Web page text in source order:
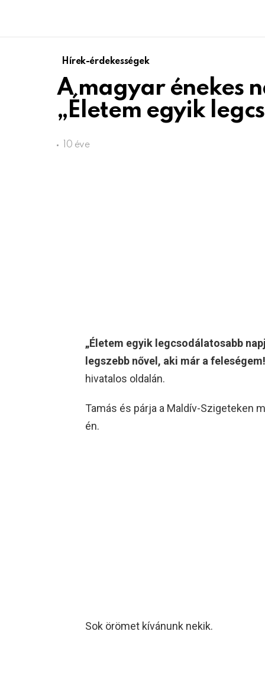
Hírek-érdekességek
A magyar énekes
„Életem egyik
10 éve
„Életem egyik legcsodálatosabb
legszebb nővel, aki már a
hivatalos oldalán.
Tamás és párja a Maldív-Szigeteken
én.
Sok örömet kívánunk nekik.